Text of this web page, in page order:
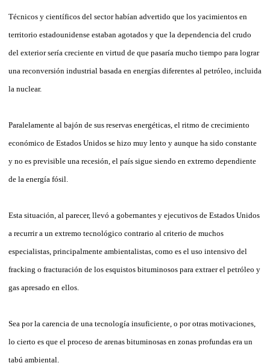
Técnicos y científicos del sector habían advertido que los yacimientos en
territorio estadounidense estaban agotados y que la dependencia del crudo
del exterior sería creciente en virtud de que pasaría mucho tiempo para lograr
una reconversión industrial basada en energías diferentes al petróleo, incluida
la nuclear.
Paralelamente al bajón de sus reservas energéticas, el ritmo de crecimiento
económico de Estados Unidos se hizo muy lento y aunque ha sido constante
y no es previsible una recesión, el país sigue siendo en extremo dependiente
de la energía fósil.
Esta situación, al parecer, llevó a gobernantes y ejecutivos de Estados Unidos
a recurrir a un extremo tecnológico contrario al criterio de muchos
especialistas, principalmente ambientalistas, como es el uso intensivo del
fracking o fracturación de los esquistos bituminosos para extraer el petróleo y
gas apresado en ellos.
Sea por la carencia de una tecnología insuficiente, o por otras motivaciones,
lo cierto es que el proceso de arenas bituminosas en zonas profundas era un
tabú ambiental.